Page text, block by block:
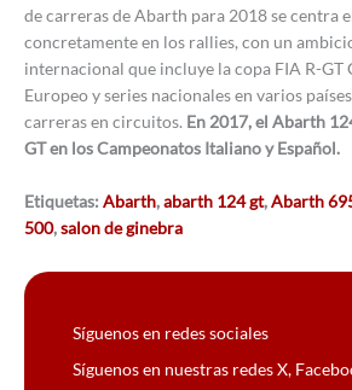
de carreras de Abarth para 2018 se centra
concretamente en los rallies, con un
internacional que incluye la copa FIA R-GT
Europeo y series nacionales en varios
carreras en circuitos. En 2017, el Abarth
GT en los Campeonatos Italiano y Español.
Etiquetas: Abarth,abarth 124 gt,Abarth
500,salon de ginebra
Síguenos en redes sociales
Síguenos en nuestras redes X,